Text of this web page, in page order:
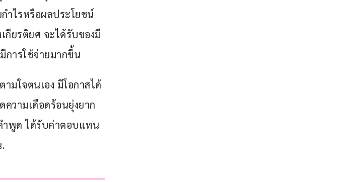
ำไรหรือผลประโยชน์
กียรติยศ จะได้รับของมี
การใช้จ่ายมากขึ้น
มใจตนเอง มีโอกาสได้
ความเดือดร้อนยุ่งยาก
ำพูด ได้รับค่าตอบแทน